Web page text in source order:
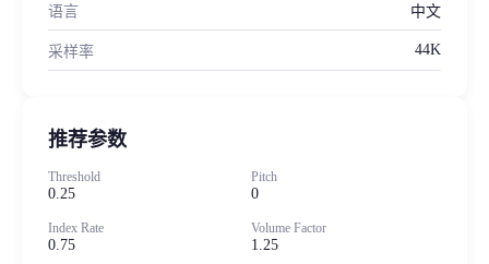
语言 中文
采样率 44K
推荐参数
Threshold
0.25
Pitch
0
Index Rate
0.75
Volume Factor
1.25